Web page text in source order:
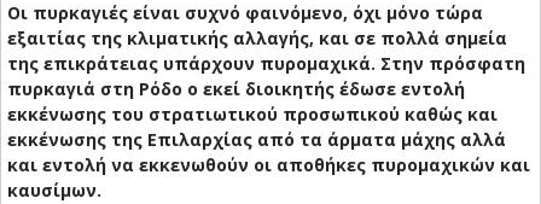
Οι πυρκαγιές είναι συχνό φαινόμενο, όχι μόνο τώρα
εξαιτίας της κλιματικής αλλαγής, και σε πολλά σημεία
της επικράτειας υπάρχουν πυρομαχικά. Στην πρόσφατη
πυρκαγιά στη Ρόδο ο εκεί διοικητής έδωσε εντολή
εκκένωσης του στρατιωτικού προσωπικού καθώς και
εκκένωσης της Επιλαρχίας από τα άρματα μάχης αλλά
και εντολή να εκκενωθούν οι αποθήκες πυρομαχικών και
καυσίμων.